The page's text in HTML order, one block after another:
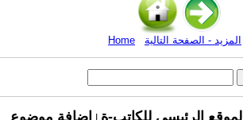
Home المزيد - الصفحة التالية
الموقع الرئيسي للكاتب-ة
اضافة موضوع